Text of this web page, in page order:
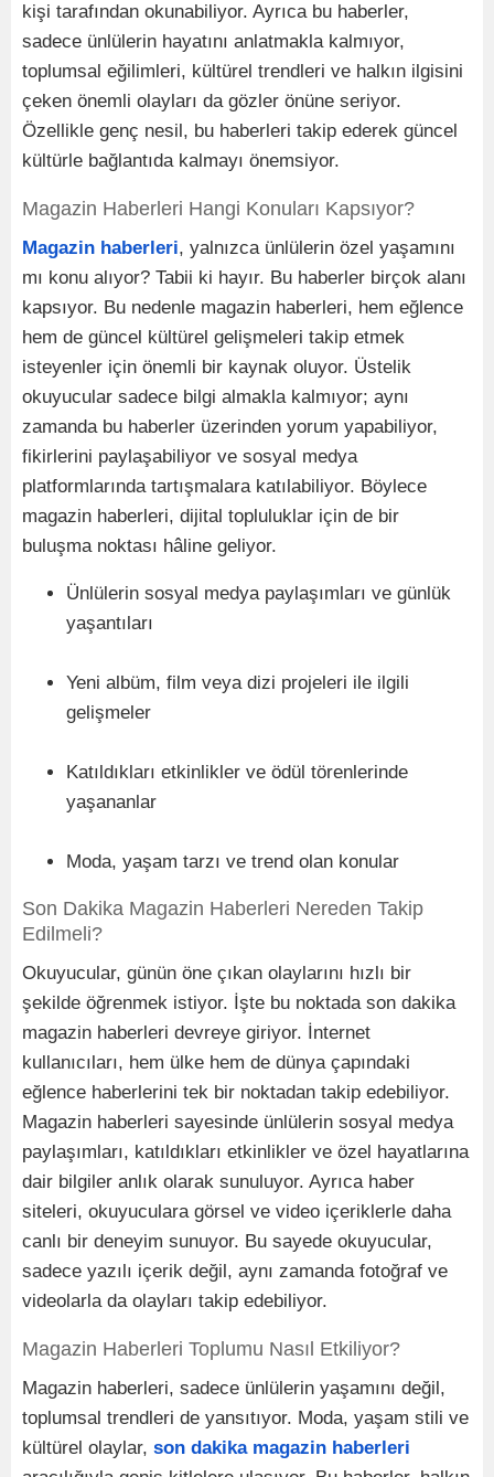
kişi tarafından okunabiliyor. Ayrıca bu haberler,
sadece ünlülerin hayatını anlatmakla kalmıyor,
toplumsal eğilimleri, kültürel trendleri ve halkın ilgisini
çeken önemli olayları da gözler önüne seriyor.
Özellikle genç nesil, bu haberleri takip ederek güncel
kültürle bağlantıda kalmayı önemsiyor.
Magazin Haberleri Hangi Konuları Kapsıyor?
Magazin haberleri, yalnızca ünlülerin özel yaşamını
mı konu alıyor? Tabii ki hayır. Bu haberler birçok alanı
kapsıyor. Bu nedenle magazin haberleri, hem eğlence
hem de güncel kültürel gelişmeleri takip etmek
isteyenler için önemli bir kaynak oluyor. Üstelik
okuyucular sadece bilgi almakla kalmıyor; aynı
zamanda bu haberler üzerinden yorum yapabiliyor,
fikirlerini paylaşabiliyor ve sosyal medya
platformlarında tartışmalara katılabiliyor. Böylece
magazin haberleri, dijital topluluklar için de bir
buluşma noktası hâline geliyor.
Ünlülerin sosyal medya paylaşımları ve günlük
yaşantıları
Yeni albüm, film veya dizi projeleri ile ilgili
gelişmeler
Katıldıkları etkinlikler ve ödül törenlerinde
yaşananlar
Moda, yaşam tarzı ve trend olan konular
Son Dakika Magazin Haberleri Nereden Takip
Edilmeli?
Okuyucular, günün öne çıkan olaylarını hızlı bir
şekilde öğrenmek istiyor. İşte bu noktada son dakika
magazin haberleri devreye giriyor. İnternet
kullanıcıları, hem ülke hem de dünya çapındaki
eğlence haberlerini tek bir noktadan takip edebiliyor.
Magazin haberleri sayesinde ünlülerin sosyal medya
paylaşımları, katıldıkları etkinlikler ve özel hayatlarına
dair bilgiler anlık olarak sunuluyor. Ayrıca haber
siteleri, okuyuculara görsel ve video içeriklerle daha
canlı bir deneyim sunuyor. Bu sayede okuyucular,
sadece yazılı içerik değil, aynı zamanda fotoğraf ve
videolarla da olayları takip edebiliyor.
Magazin Haberleri Toplumu Nasıl Etkiliyor?
Magazin haberleri, sadece ünlülerin yaşamını değil,
toplumsal trendleri de yansıtıyor. Moda, yaşam stili ve
kültürel olaylar, son dakika magazin haberleri